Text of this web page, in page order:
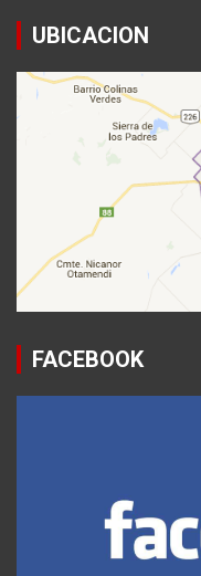
UBICACION
FACEBOOK